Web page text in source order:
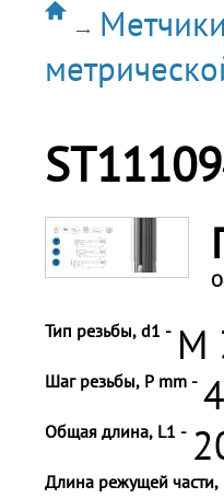
Тип резьбы, d1 - M
Шаг резьбы, P mm -
Общая длина, L1 -
Длина режущей части,